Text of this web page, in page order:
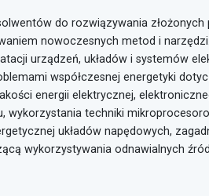
do rozwiązywania
nowoczesnych metod i
urządzeń, układów i systemów
współczesnej energetyki
energii elektrycznej,
wykorzystania techniki
układów napędowych,
wykorzystywania odnawialnych